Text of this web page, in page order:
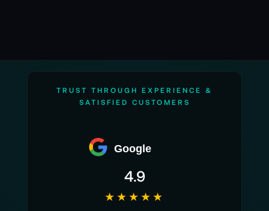
TRUST THROUGH EXPERIENCE &
SATISFIED CUSTOMERS
Google
4.9
★★★★★